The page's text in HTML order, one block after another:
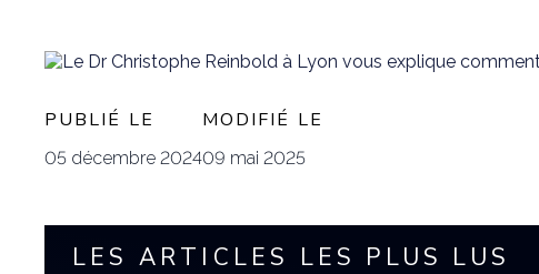
PUBLIÉ LE
05 décembre 2024
MODIFIÉ LE
09 mai 2025
LES ARTICLES LES PLUS LUS